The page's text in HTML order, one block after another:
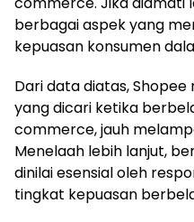
berbagai aspek yang
kepuasan konsumen
Dari data diatas,
yang dicari ketika
commerce, jauh
Menelaah lebih lanjut,
dinilai esensial oleh
tingkat kepuasan